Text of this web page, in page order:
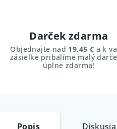
Darček zdarma
Objednajte nad 19.45 € a k
zásielke pribalíme malý
úplne zdarma!
Popis Diskusia